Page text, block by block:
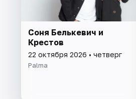
Соня Белькевич и
Крестов
22 октября 2026 • четверг
Palma